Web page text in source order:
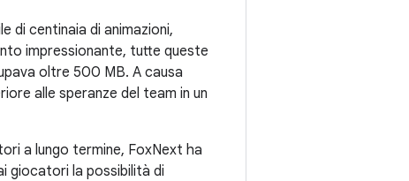
di centinaia di animazioni,
impressionante, tutte queste
oltre 500 MB. A causa
alle speranze del team in un
a lungo termine, FoxNext ha
giocatori la possibilità di